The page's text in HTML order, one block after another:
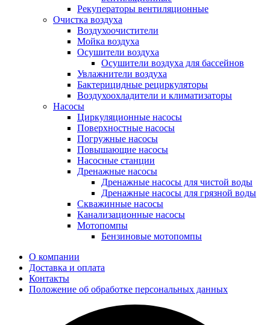
Рекуператоры вентиляционные
Очистка воздуха
Воздухоочистители
Мойка воздуха
Осушители воздуха
Осушители воздуха для бассейнов
Увлажнители воздуха
Бактерицидные рециркуляторы
Воздухоохладители и климатизаторы
Насосы
Циркуляционные насосы
Поверхностные насосы
Погружные насосы
Повышающие насосы
Насосные станции
Дренажные насосы
Дренажные насосы для чистой воды
Дренажные насосы для грязной воды
Скважинные насосы
Канализационные насосы
Мотопомпы
Бензиновые мотопомпы
О компании
Доставка и оплата
Контакты
Положение об обработке персональных данных